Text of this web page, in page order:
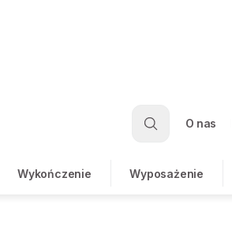
O nas
Wykończenie Wyposażenie